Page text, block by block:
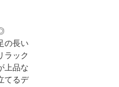
の長い
ラック
上品な
てるデ